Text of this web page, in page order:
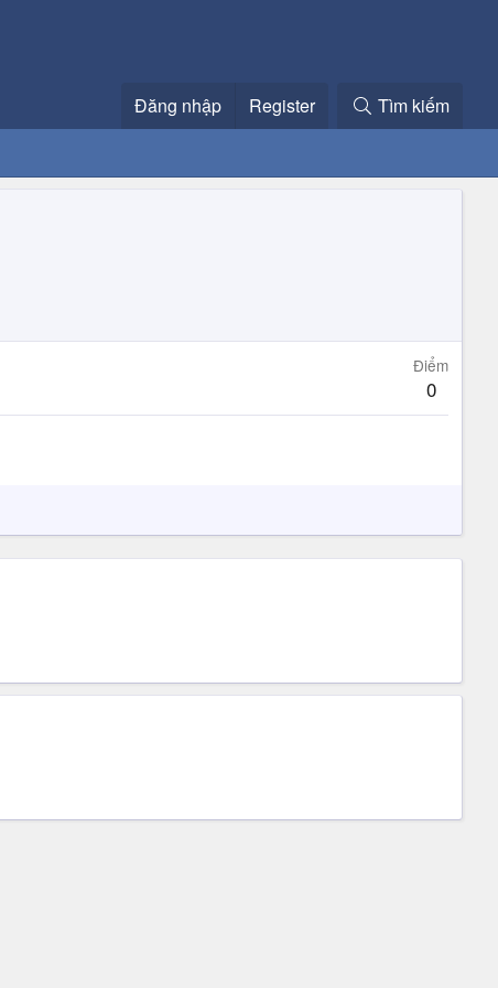
Đăng nhập Register Tìm kiếm
Điểm
0